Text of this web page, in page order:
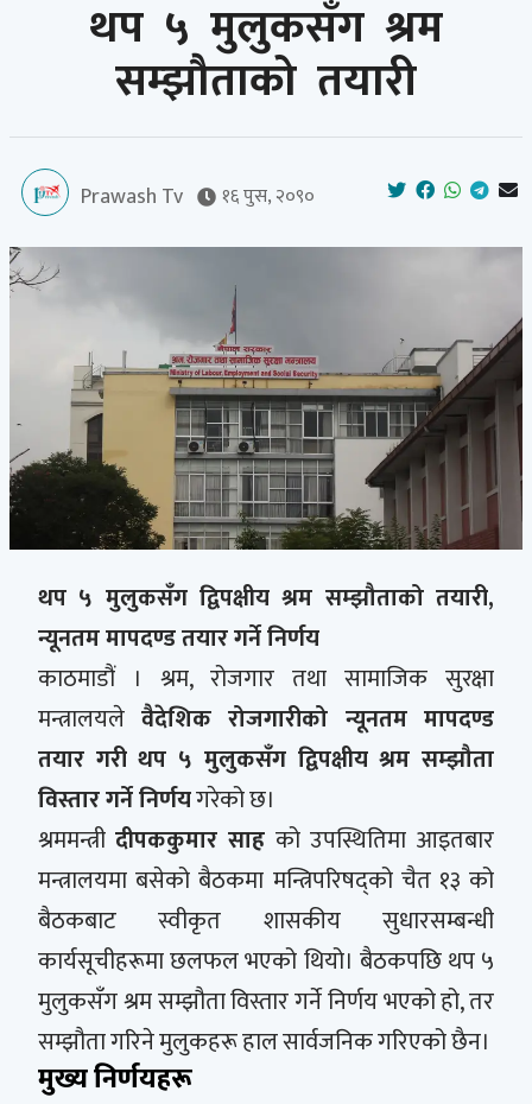
थप ५ मुलुकसँग श्रम
सम्झौताको तयारी
Prawash Tv १६ पुस, २०९०
थप ५ मुलुकसँग द्विपक्षीय श्रम सम्झौताको तयारी,
न्यूनतम मापदण्ड तयार गर्ने निर्णय
काठमाडौं । श्रम, रोजगार तथा सामाजिक सुरक्षा
मन्त्रालयले वैदेशिक रोजगारीको न्यूनतम मापदण्ड
तयार गरी थप ५ मुलुकसँग द्विपक्षीय श्रम सम्झौता
विस्तार गर्ने निर्णयगरेको छ।
श्रममन्त्रीदीपककुमार साह को उपस्थितिमा आइतबार
मन्त्रालयमा बसेको बैठकमा मन्त्रिपरिषद्को चैत १३ को
बैठकबाट स्वीकृत शासकीय सुधारसम्बन्धी
कार्यसूचीहरूमा छलफल भएको थियो। बैठकपछि थप ५
मुलुकसँग श्रम सम्झौता विस्तार गर्ने निर्णय भएको हो, तर
सम्झौता गरिने मुलुकहरू हाल सार्वजनिक गरिएको छैन।
मुख्य निर्णयहरू